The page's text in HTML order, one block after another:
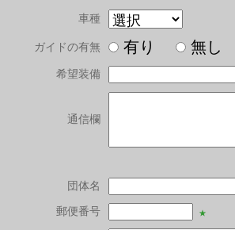
車種
ガイドの有無 有り 無し
希望装備
通信欄
団体名
郵便番号 ★